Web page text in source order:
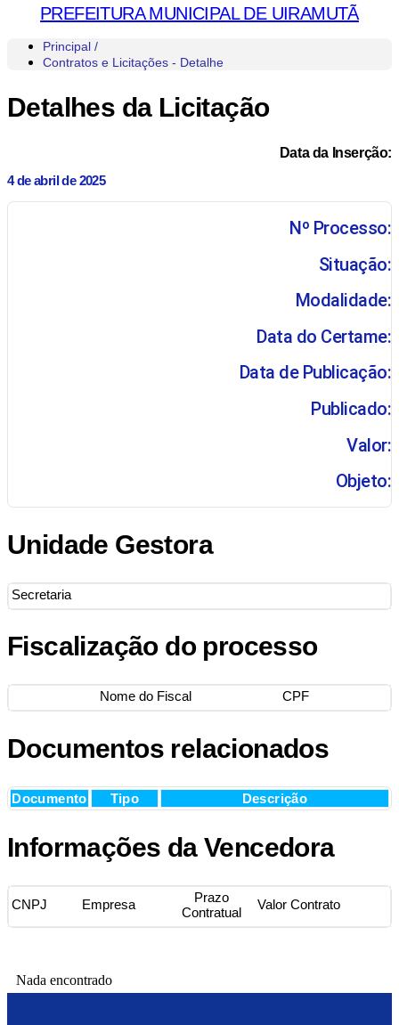
PREFEITURA MUNICIPAL DE UIRAMUTÃ
Principal /
Contratos e Licitações - Detalhe
Detalhes da Licitação
Data da Inserção:
4 de abril de 2025
Nº Processo:
Situação:
Modalidade:
Data do Certame:
Data de Publicação:
Publicado:
Valor:
Objeto:
Unidade Gestora
Secretaria
Fiscalização do processo
Nome do Fiscal CPF
Documentos relacionados
Documento Tipo Descrição
Informações da Vencedora
CNPJ Empresa
Prazo
Contratual
Valor Contrato
Nada encontrado